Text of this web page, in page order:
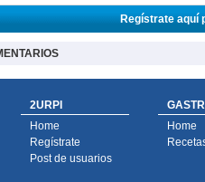
Regístrate aquí
2URPI
Home
Regístrate
Post de usuarios
Home